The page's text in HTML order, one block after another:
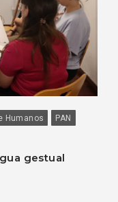
Humanos
PAN
gestual